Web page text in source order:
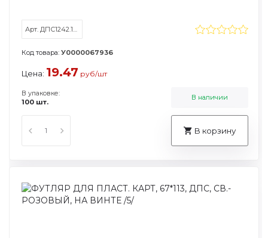
Арт. ДПС1242.1/221561
Код товара: У0000067936
Цена: 19.47 руб/шт
В упаковке:
100 шт.
В наличии
В корзину